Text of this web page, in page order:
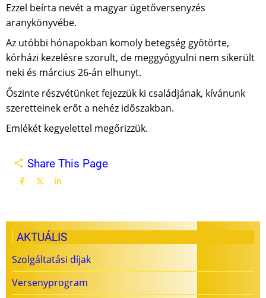
Ezzel beírta nevét a magyar ügetőversenyzés
aranykönyvébe.
Az utóbbi hónapokban komoly betegség gyötörte,
kórházi kezelésre szorult, de meggyógyulni nem sikerült
neki és március 26-án elhunyt.
Őszinte részvétünket fejezzük ki családjának, kívánunk
szeretteinek erőt a nehéz időszakban.
Emlékét kegyelettel megőrizzük.
Share This Page
AKTUÁLIS
Szolgáltatási díjak
Versenyprogram